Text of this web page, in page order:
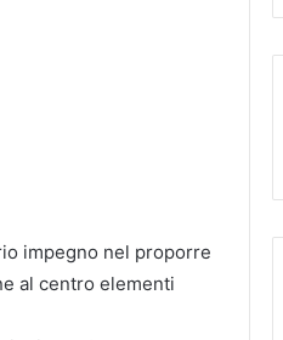
impegno nel proporre
al centro elementi